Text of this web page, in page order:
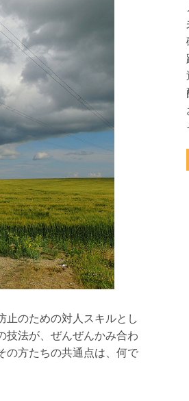
止のための対人スキルとし
技法が、ぜんぜんかみ合わ
の方たちの共通点は、何で